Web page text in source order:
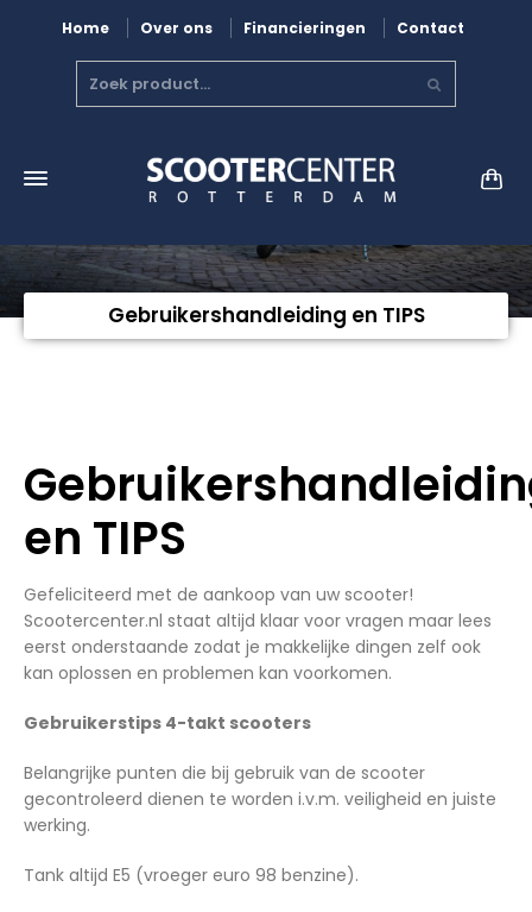
Home Over ons Financieringen Contact
Gebruikershandleiding en TIPS
en TIPS
Gefeliciteerd met de aankoop van uw scooter!
Scootercenter.nl staat altijd klaar voor vragen maar lees
eerst onderstaande zodat je makkelijke dingen zelf ook
kan oplossen en problemen kan voorkomen.
Gebruikerstips 4-takt scooters
Belangrijke punten die bij gebruik van de scooter
gecontroleerd dienen te worden i.v.m. veiligheid en juiste
werking.
Tank altijd E5 (vroeger euro 98 benzine).